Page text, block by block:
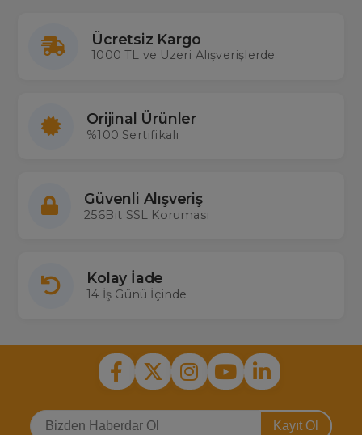
Ücretsiz Kargo
1000 TL ve Üzeri Alışverişlerde
Orijinal Ürünler
%100 Sertifikalı
Güvenli Alışveriş
256Bit SSL Koruması
Kolay İade
14 İş Günü İçinde
Kayıt Ol